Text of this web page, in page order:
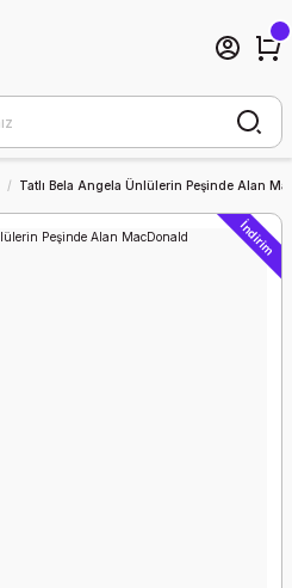
Tatlı Bela Angela Ünlülerin Peşinde Alan
İndirim